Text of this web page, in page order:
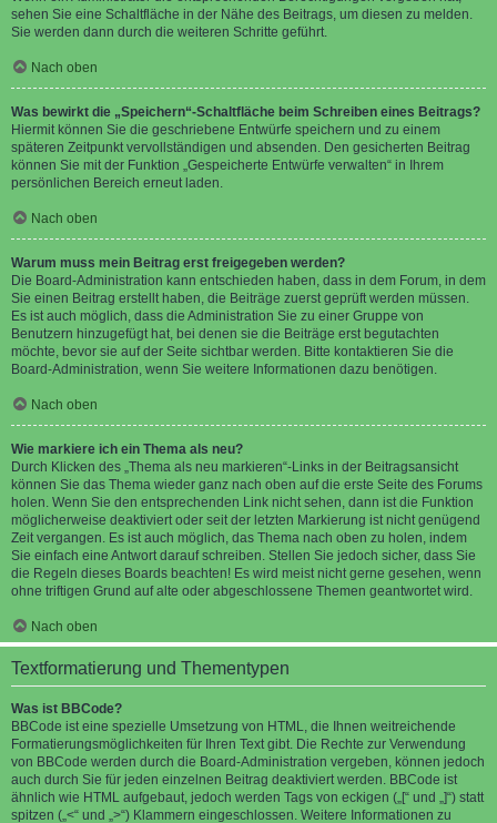
sehen Sie eine Schaltfläche in der Nähe des Beitrags, um diesen zu melden.
Sie werden dann durch die weiteren Schritte geführt.
Nach oben
Was bewirkt die „Speichern“-Schaltfläche beim Schreiben eines Beitrags?
Hiermit können Sie die geschriebene Entwürfe speichern und zu einem
späteren Zeitpunkt vervollständigen und absenden. Den gesicherten Beitrag
können Sie mit der Funktion „Gespeicherte Entwürfe verwalten“ in Ihrem
persönlichen Bereich erneut laden.
Nach oben
Warum muss mein Beitrag erst freigegeben werden?
Die Board-Administration kann entschieden haben, dass in dem Forum, in dem
Sie einen Beitrag erstellt haben, die Beiträge zuerst geprüft werden müssen.
Es ist auch möglich, dass die Administration Sie zu einer Gruppe von
Benutzern hinzugefügt hat, bei denen sie die Beiträge erst begutachten
möchte, bevor sie auf der Seite sichtbar werden. Bitte kontaktieren Sie die
Board-Administration, wenn Sie weitere Informationen dazu benötigen.
Nach oben
Wie markiere ich ein Thema als neu?
Durch Klicken des „Thema als neu markieren“-Links in der Beitragsansicht
können Sie das Thema wieder ganz nach oben auf die erste Seite des Forums
holen. Wenn Sie den entsprechenden Link nicht sehen, dann ist die Funktion
möglicherweise deaktiviert oder seit der letzten Markierung ist nicht genügend
Zeit vergangen. Es ist auch möglich, das Thema nach oben zu holen, indem
Sie einfach eine Antwort darauf schreiben. Stellen Sie jedoch sicher, dass Sie
die Regeln dieses Boards beachten! Es wird meist nicht gerne gesehen, wenn
ohne triftigen Grund auf alte oder abgeschlossene Themen geantwortet wird.
Nach oben
Textformatierung und Thementypen
Was ist BBCode?
BBCode ist eine spezielle Umsetzung von HTML, die Ihnen weitreichende
Formatierungsmöglichkeiten für Ihren Text gibt. Die Rechte zur Verwendung
von BBCode werden durch die Board-Administration vergeben, können jedoch
auch durch Sie für jeden einzelnen Beitrag deaktiviert werden. BBCode ist
ähnlich wie HTML aufgebaut, jedoch werden Tags von eckigen („[“ und „]“) statt
spitzen („<“ und „>“) Klammern eingeschlossen. Weitere Informationen zu